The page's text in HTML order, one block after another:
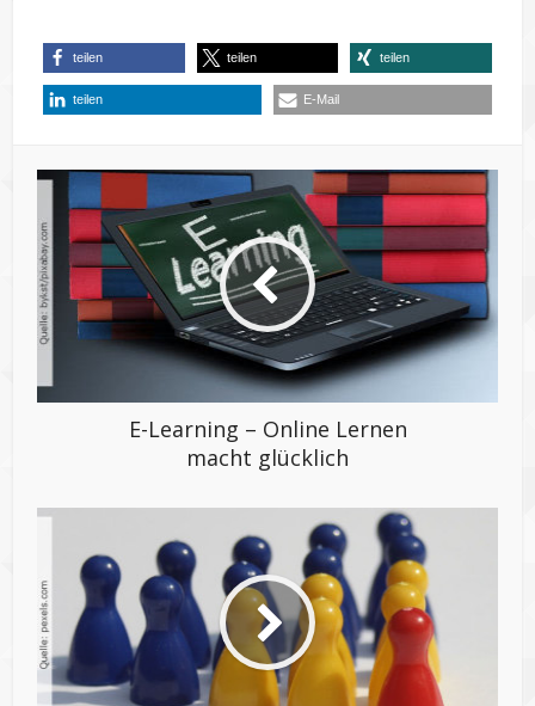
teilen teilen teilen
teilen E-Mail
E-Learning – Online Lernen
macht glücklich